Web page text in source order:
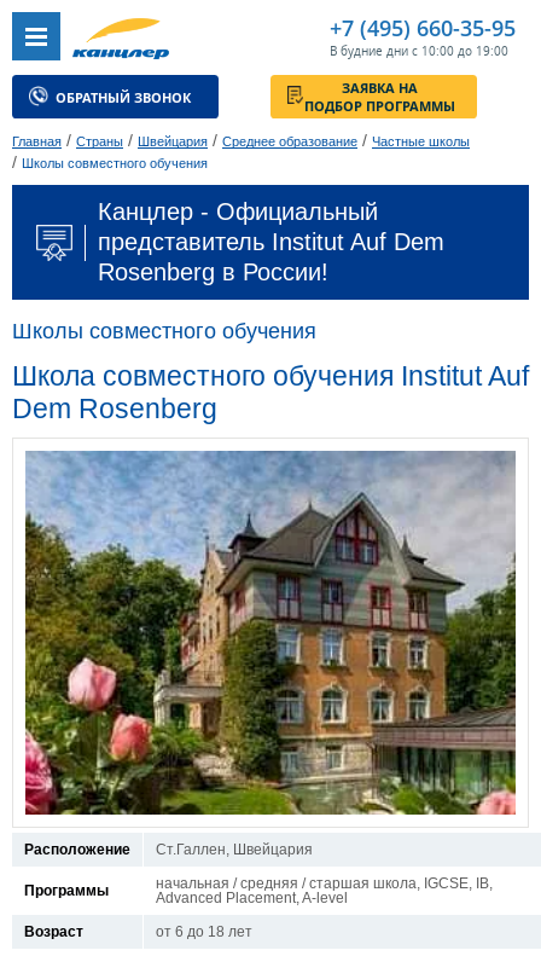
+7 (495) 660-35-95
В будние дни с 10:00 до 19:00
ОБРАТНЫЙ ЗВОНОК
ЗАЯВКА НА
ПОДБОР ПРОГРАММЫ
Главная / Страны / Швейцария / Среднее образование / Частные школы
/ Школы совместного обучения
Канцлер - Официальный
представитель Institut Auf Dem
Rosenberg в России!
Школы совместного обучения
Школа совместного обучения Institut Auf
Dem Rosenberg
Расположение Ст.Галлен, Швейцария
Программы
начальная / средняя / старшая школа, IGCSE, IB,
Advanced Placement, A-level
Возраст
от 6 до 18 лет